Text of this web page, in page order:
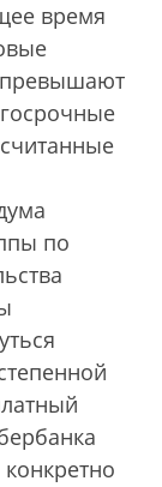
время
превышают
по